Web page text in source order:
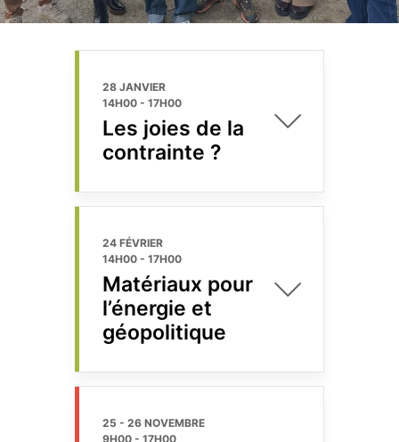
28 JANVIER
14H00 - 17H00
Les joies de la
contrainte ?
24 FÉVRIER
14H00 - 17H00
Matériaux pour
l’énergie et
géopolitique
25 - 26 NOVEMBRE
9H00 - 17H00